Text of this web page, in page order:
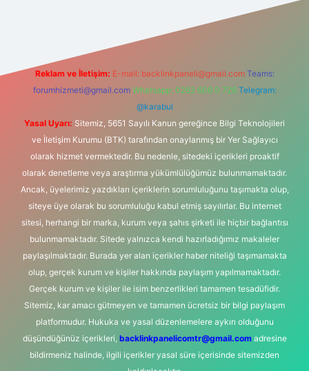
Reklam ve İletişim: E-mail: backlinkpaneli@gmail.com Teams:
forumhizmeti@gmail.com Whatsapp: 0262 606 0 726 Telegram:
@karabul
Yasal Uyarı: Sitemiz, 5651 Sayılı Kanun gereğince Bilgi Teknolojileri
ve İletişim Kurumu (BTK) tarafından onaylanmış bir Yer Sağlayıcı
olarak hizmet vermektedir. Bu nedenle, sitedeki içerikleri proaktif
olarak denetleme veya araştırma yükümlülüğümüz bulunmamaktadır.
Ancak, üyelerimiz yazdıkları içeriklerin sorumluluğunu taşımakta olup,
siteye üye olarak bu sorumluluğu kabul etmiş sayılırlar. Bu internet
sitesi, herhangi bir marka, kurum veya şahıs şirketi ile hiçbir bağlantısı
bulunmamaktadır. Sitede yalnızca kendi hazırladığımız makaleler
paylaşılmaktadır. Burada yer alan içerikler haber niteliği taşımamakta
olup, gerçek kurum ve kişiler hakkında paylaşım yapılmamaktadır.
Gerçek kurum ve kişiler ile isim benzerlikleri tamamen tesadüfidir.
Sitemiz, kar amacı gütmeyen ve tamamen ücretsiz bir bilgi paylaşım
platformudur. Hukuka ve yasal düzenlemelere aykırı olduğunu
düşündüğünüz içerikleri, backlinkpanelicomtr@gmail.comadresine
bildirmeniz halinde, ilgili içerikler yasal süre içerisinde sitemizden